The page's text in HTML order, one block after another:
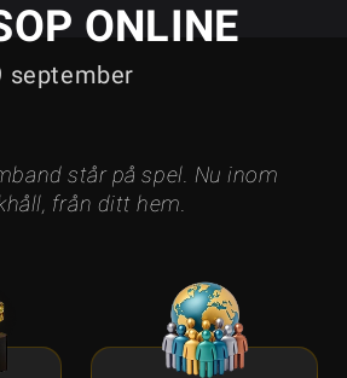
ONLINE
september
står på spel. Nu inom
från ditt hem.